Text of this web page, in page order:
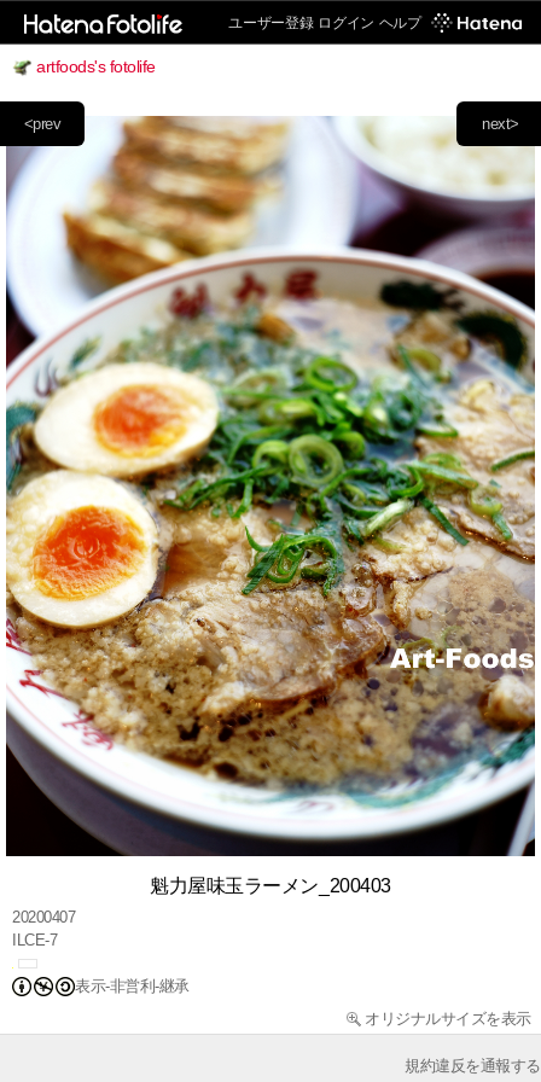
ユーザー登録 ログイン ヘルプ
artfoods's fotolife
next>
<prev
魁力屋味玉ラーメン_200403
20200407
ILCE-7
表示-非営利-継承
オリジナルサイズを表示
規約違反を通報する